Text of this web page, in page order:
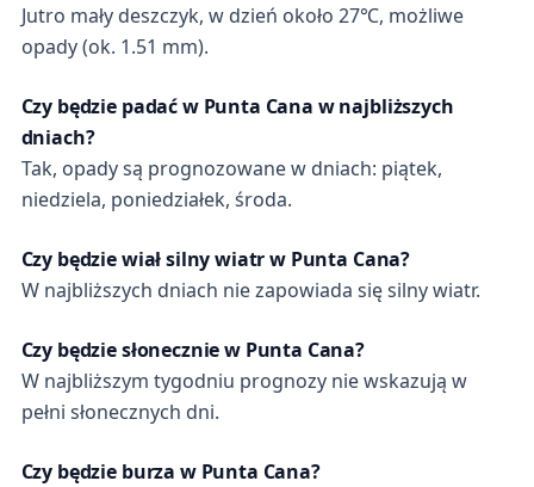
Jutro mały deszczyk, w dzień około 27℃, możliwe
opady (ok. 1.51 mm).
Czy będzie padać w Punta Cana w najbliższych
dniach?
Tak, opady są prognozowane w dniach: piątek,
niedziela, poniedziałek, środa.
Czy będzie wiał silny wiatr w Punta Cana?
W najbliższych dniach nie zapowiada się silny wiatr.
Czy będzie słonecznie w Punta Cana?
W najbliższym tygodniu prognozy nie wskazują w
pełni słonecznych dni.
Czy będzie burza w Punta Cana?